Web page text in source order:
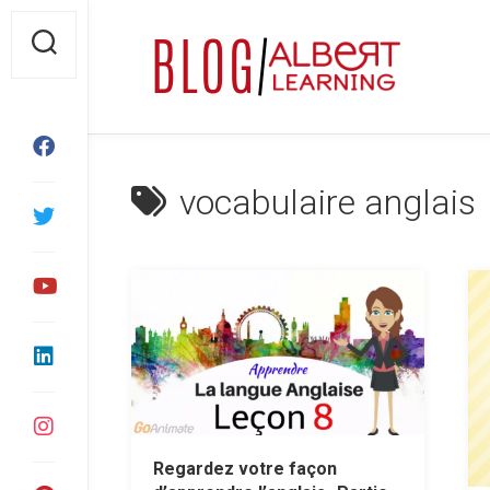
content
vocabulaire anglais
Regardez votre façon